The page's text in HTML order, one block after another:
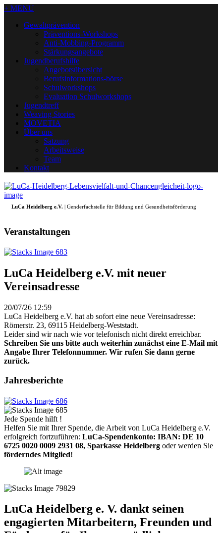
+ MENU
Gewaltprävention
Präventions-Workshops
Anti-Mobbing-Programm
Stärkungsangebote
Jugendberufshilfe
Angebotsübersicht
Berufsinformations-börse
Schulworkshops
Evaluation Schulworkshops
Jugendtreff
Weaving Stories
MOVETIA
Über uns
Satzung
Arbeitsweise
Team
Kontakt
LuCa Heidelberg e.V. | Genderfachstelle für Bildung und Gesundheitsförderung
Veranstaltungen
LuCa Heidelberg e.V. mit neuer
Vereinsadresse
20/07/26 12:59
LuCa Heidelberg e.V. hat ab sofort eine neue Vereinsadresse:
Römerstr. 23, 69115 Heidelberg-Weststadt.
Leider sind wir nach wie vor telefonisch nicht direkt erreichbar.
Schreiben Sie uns bitte auch weiterhin zunächst eine E-Mail mit
Angabe Ihrer Telefonnummer. Wir rufen Sie dann gerne
zurück.
Jahresberichte
Jede Spende hilft !
Helfen Sie mit Ihrer Spende, die Arbeit von LuCa Heidelberg e.V.
erfolgreich fortzuführen: LuCa-Spendenkonto: IBAN: DE 10
6725 0020 0009 2931 08, Sparkasse Heidelberg oder werden Sie
förderndes Mitglied!
LuCa Heidelberg e. V. dankt seinen
engagierten Mitarbeitern, Freunden und